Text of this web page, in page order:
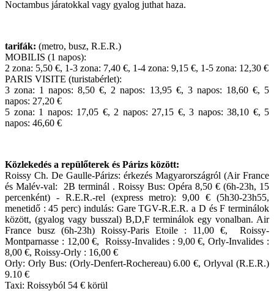
Noctambus járatokkal vagy gyalog juthat haza.
tarifák: (metro, busz, R.E.R.)
MOBILIS (1 napos):
2 zona: 5,50 €, 1-3 zona: 7,40 €, 1-4 zona: 9,15 €, 1-5 zona: 12,30 €
PARIS VISITE (turistabérlet):
3 zona: 1 napos: 8,50 €, 2 napos: 13,95 €, 3 napos: 18,60 €, 5
napos: 27,20 €
5 zona: 1 napos: 17,05 €, 2 napos: 27,15 €, 3 napos: 38,10 €, 5
napos: 46,60 €
Közlekedés a repülőterek és Párizs között:
Roissy Ch. De Gaulle-Párizs: érkezés Magyarországról (Air France
és Malév-val: 2B terminál . Roissy Bus: Opéra 8,50 € (6h-23h, 15
percenként) - R.E.R.-rel (express metro): 9,00 € (5h30-23h55,
menetidő : 45 perc) indulás: Gare TGV-R.E.R. a D és F terminálok
között, (gyalog vagy busszal) B,D,F terminálok egy vonalban. Air
France busz (6h-23h) Roissy-Paris Etoile : 11,00 €, Roissy-
Montparnasse : 12,00 €, Roissy-Invalides : 9,00 €, Orly-Invalides :
8,00 €, Roissy-Orly : 16,00 €
Orly: Orly Bus: (Orly-Denfert-Rochereau) 6.00 €, Orlyval (R.E.R.)
9.10 €
Taxi: Roissyból 54 € körül